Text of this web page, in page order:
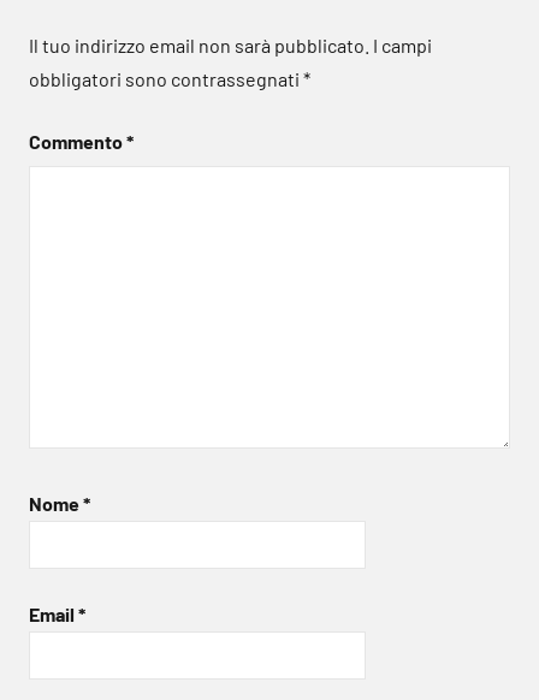
Il tuo indirizzo email non sarà pubblicato. I campi
obbligatori sono contrassegnati *
Commento*
Nome*
Email *